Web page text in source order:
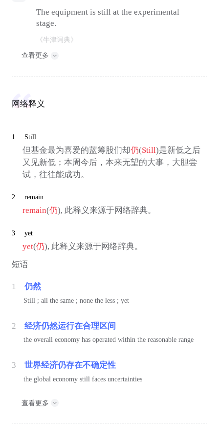
The equipment is still at the experimental
stage.
《牛津词典》
查看更多
网络释义
1 Still
但基金最为喜爱的蓝筹股们却仍(Still)是新低之后
又见新低；本周今后，本来无望的大事，大胆尝
试，往往能成功。
2 remain
remain(仍), 此释义来源于网络辞典。
3 yet
yet(仍), 此释义来源于网络辞典。
短语
1 仍然
Still ; all the same ; none the less ; yet
2 经济仍然运行在合理区间
the overall economy has operated within the reasonable range
3 世界经济仍存在不确定性
the global economy still faces uncertainties
查看更多